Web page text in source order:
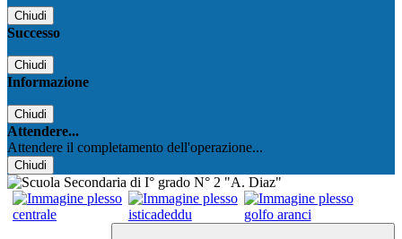
Chiudi
Successo
Chiudi
Informazione
Chiudi
Attendere...
Attendere il completamento dell'operazione...
Chiudi